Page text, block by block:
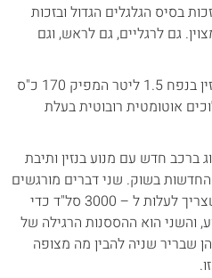
בסיס הגלגלים הגדול ובזכות
גם לרגליים, גם לראש, וגם
על ההנעה אחראי מנוע טורבו בנזין בנפח 1.5 ליטר המפיק 170 כ"ס
ההילוכים אוטומטית רובוטית בעלת
ברכב חדש עם מנוע בנזין ותיבת
בשוק. שני דברים מורגשים
מיד, הראשון הוא שיא המומנט שצריך לעלות ל – 3000 סל"ד כדי
והשני הוא ההססנות הרגילה של
שבריר שניה להבין מה מצופה